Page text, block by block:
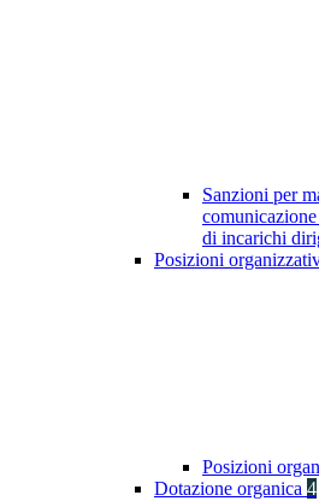
Sanzioni per
di incarichi
Posizioni
Posizioni
Dotazione organica 4